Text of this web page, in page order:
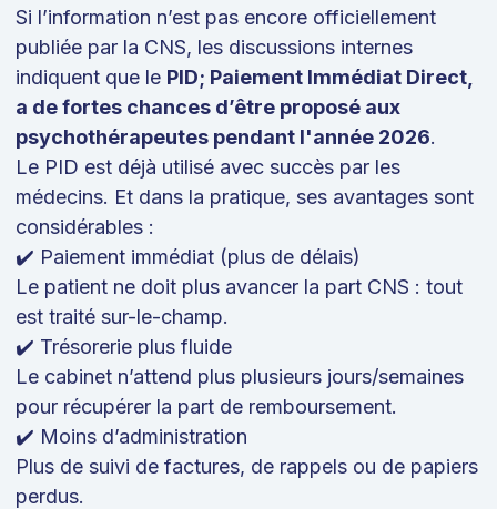
Si l’information n’est pas encore officiellement
publiée par la CNS, les discussions internes
indiquent que le PID; Paiement Immédiat Direct,
a de fortes chances d’être proposé aux
psychothérapeutes pendant l'année 2026.
Le PID est déjà utilisé avec succès par les
médecins. Et dans la pratique, ses avantages sont
considérables :
✔️ Paiement immédiat (plus de délais)
Le patient ne doit plus avancer la part CNS : tout
est traité sur-le-champ.
✔️ Trésorerie plus fluide
Le cabinet n’attend plus plusieurs jours/semaines
pour récupérer la part de remboursement.
✔️ Moins d’administration
Plus de suivi de factures, de rappels ou de papiers
perdus.